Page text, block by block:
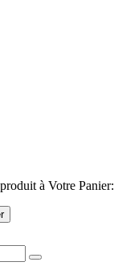
à Votre Panier: